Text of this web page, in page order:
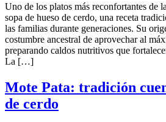
Uno de los platos más reconfortantes de
sopa de hueso de cerdo, una receta
las familias durante generaciones. Su
costumbre ancestral de aprovechar al
preparando caldos nutritivos que
La […]
Mote Pata: tradición
de cerdo